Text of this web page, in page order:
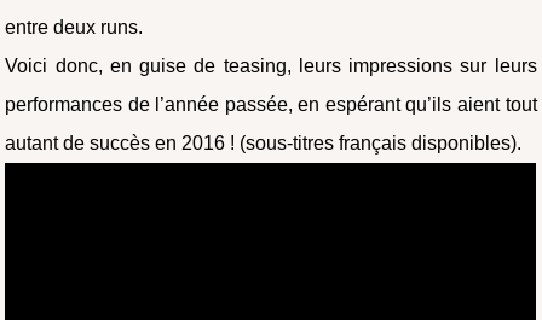
entre deux runs.
Voici donc, en guise de teasing, leurs impressions sur leurs
performances de l’année passée, en espérant qu’ils aient tout
autant de succès en 2016 ! (sous-titres français disponibles).